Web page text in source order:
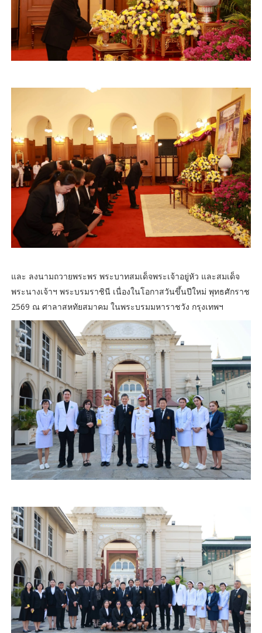
และ ลงนามถวายพระพร พระบาทสมเด็จพระเจ้าอยู่หัว และสมเด็จ
พระนางเจ้าฯ พระบรมราชินี เนื่องในโอกาสวันขึ้นปีใหม่ พุทธศักราช
2569 ณ ศาลาสหทัยสมาคม ในพระบรมมหาราชวัง กรุงเทพฯ